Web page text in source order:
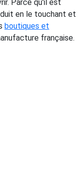
Parce qu'il est
en le touchant et
boutiques et
française.